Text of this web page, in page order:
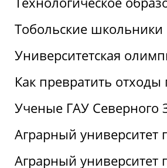
Тобольские
Университетская
Как превратить
Ученые ГАУ Северного
Аграрный университет
Аграрный